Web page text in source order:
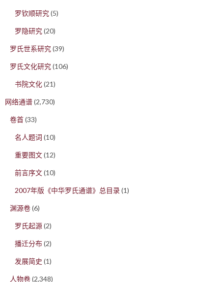
罗钦顺研究(5)
罗隐研究(20)
罗氏世系研究(39)
罗氏文化研究(106)
书院文化(21)
网络通谱(2,730)
卷首(33)
名人题词 (10)
重要图文(12)
前言序文(10)
2007年版《中华罗氏通谱》总目录(1)
渊源卷(6)
罗氏起源(2)
播迁分布(2)
发展简史 (1)
人物卷(2,348)